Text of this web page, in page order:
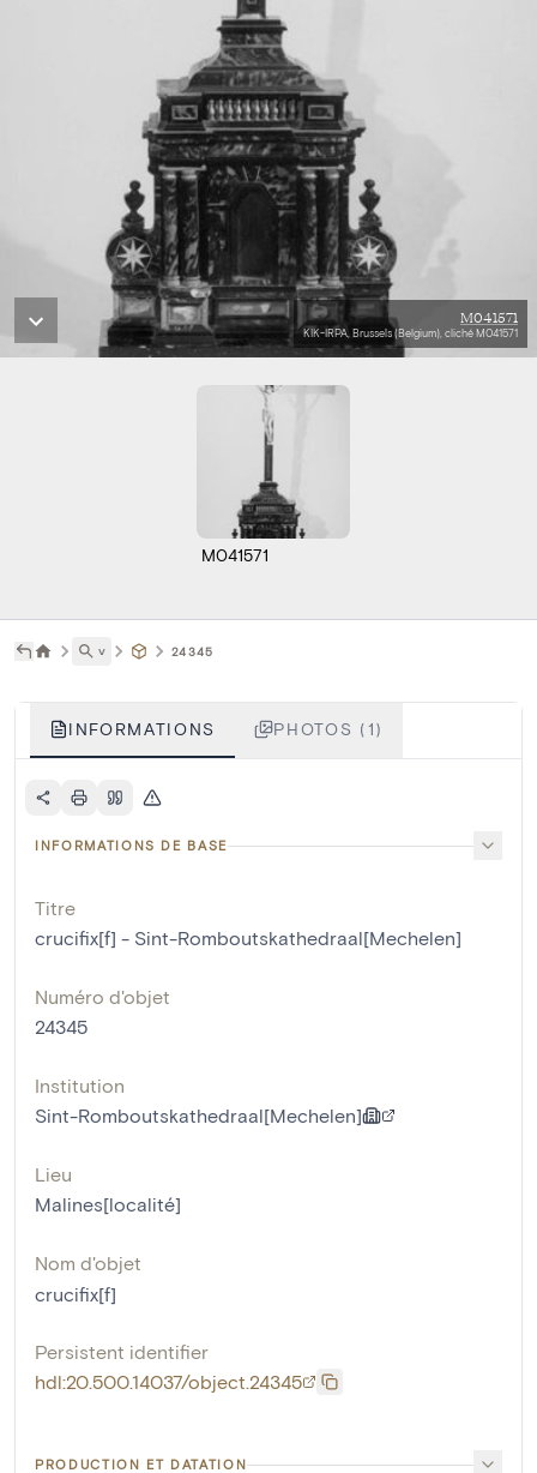
M041571
KIK-IRPA, Brussels (Belgium), cliché M041571
M041571
˅ 24345
INFORMATIONS PHOTOS (1)
INFORMATIONS DE BASE
Titre
crucifix[f] - Sint-Romboutskathedraal[Mechelen]
Numéro d'objet
24345
Institution
Sint-Romboutskathedraal[Mechelen]
Lieu
Malines[localité]
Nom d'objet
crucifix[f]
Persistent identifier
hdl:20.500.14037/object.24345
PRODUCTION ET DATATION